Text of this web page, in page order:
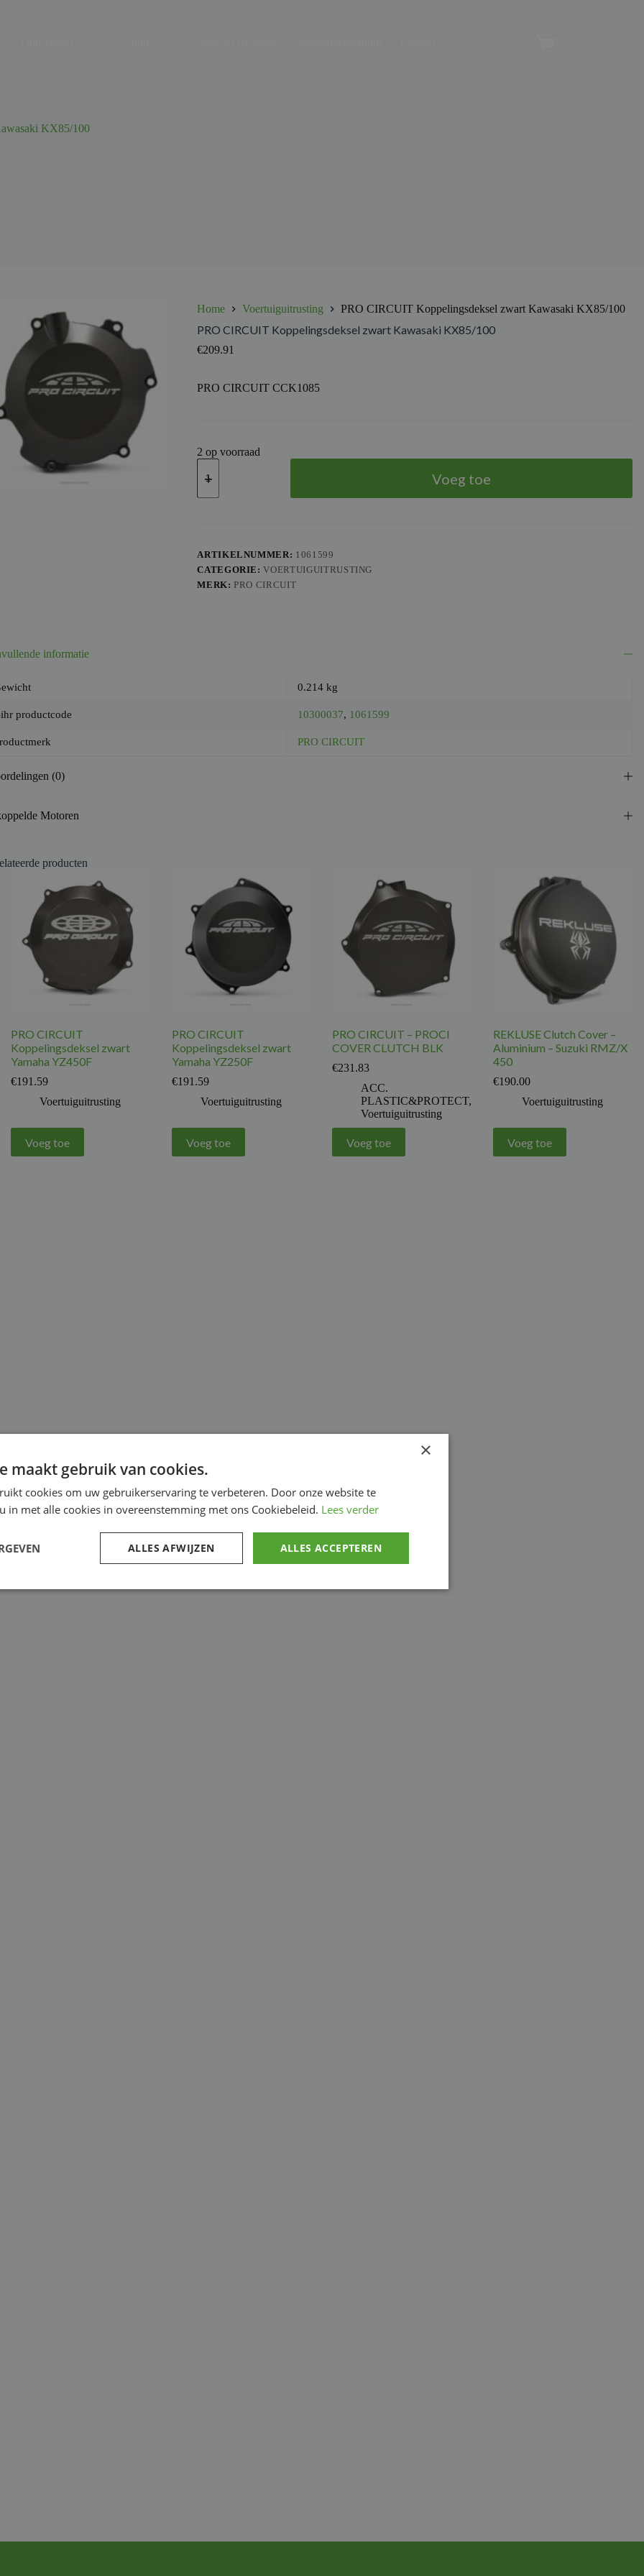
KX85/100
Home Voertuiguitrusting PRO CIRCUIT Koppelingsdeksel zwart Kawasaki KX85/100
PRO CIRCUIT Koppelingsdeksel zwart Kawasaki KX85/100
€209.91
PRO CIRCUIT CCK1085
2 op voorraad
PRO
CIRCUIT
zwart
Voeg toe
ARTIKELNUMMER: 1061599
CATEGORIE:VOERTUIGUITRUSTING
MERK: PRO CIRCUIT
informatie
0.214 kg
productcode 10300037, 1061599
PRO CIRCUIT
(0)
Motoren
producten
PRO CIRCUIT
Koppelingsdeksel zwart
Yamaha YZ450F
€191.59
Voertuiguitrusting
Voeg toe
PRO CIRCUIT
Koppelingsdeksel zwart
Yamaha YZ250F
€191.59
Voertuiguitrusting
Voeg toe
PRO CIRCUIT – PROCI
COVER CLUTCH BLK
€231.83
ACC.
PLASTIC&PROTECT,
Voertuiguitrusting
Voeg toe
REKLUSE Clutch Cover –
Aluminium – Suzuki RMZ/X
450
€190.00
Voertuiguitrusting
Voeg toe
×
maakt gebruik van cookies.
cookies om uw gebruikerservaring te verbeteren. Door onze website te
in met alle cookies in overeenstemming met ons Cookiebeleid. Lees verder
ALLES ACCEPTEREN
ALLES AFWIJZEN